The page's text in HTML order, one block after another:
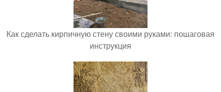
Как сделать кирпичную стену своими руками: пошаговая
инструкция